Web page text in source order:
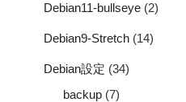
Debian11-bullseye (2)
Debian9-Stretch (14)
Debian設定 (34)
backup (7)